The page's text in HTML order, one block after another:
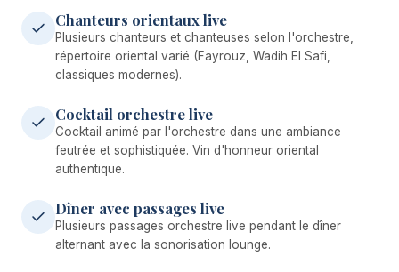
Chanteurs orientaux live
Plusieurs chanteurs et chanteuses selon l'orchestre,
répertoire oriental varié (Fayrouz, Wadih El Safi,
classiques modernes).
Cocktail orchestre live
Cocktail animé par l'orchestre dans une ambiance
feutrée et sophistiquée. Vin d'honneur oriental
authentique.
Dîner avec passages live
Plusieurs passages orchestre live pendant le dîner
alternant avec la sonorisation lounge.